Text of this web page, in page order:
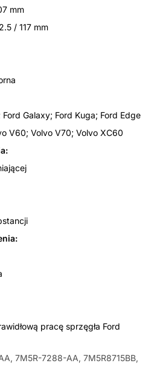
mm
/ 117 mm
Galaxy; Ford Kuga; Ford Edge
V60; Volvo V70; Volvo XC60
pracę sprzęgła Ford
7M5R-7288-AA, 7M5R8715BB,